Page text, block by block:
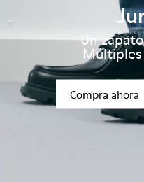
Un
Compra ahora